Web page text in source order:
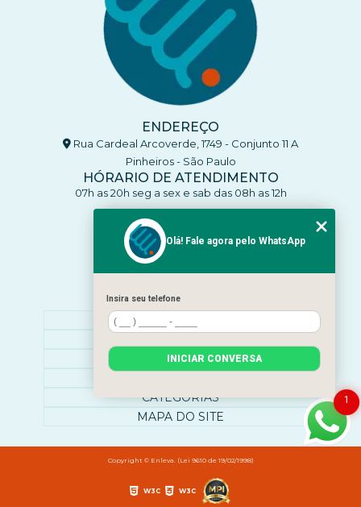
ENDEREÇO
Rua Cardeal Arcoverde, 1749 - Conjunto 11 A
Pinheiros - São Paulo
HÓRARIO DE ATENDIMENTO
07h as 20h seg a sex e sab das 08h as 12h
CONTATO
(11) 93770-4137
(11) 93770-4137
clinicaenleva5@gmail.com
MENU
HOME
O QUE ATENDEMOS
CATEGORIAS
MAPA DO SITE
Copyright © Enleva. (Lei 9610 de 19/02/1998)
W3C W3C
1
Olá! Fale agora pelo WhatsApp
Insira seu telefone
INICIAR CONVERSA